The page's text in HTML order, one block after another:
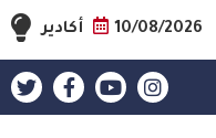
10/08/2026 أكادير